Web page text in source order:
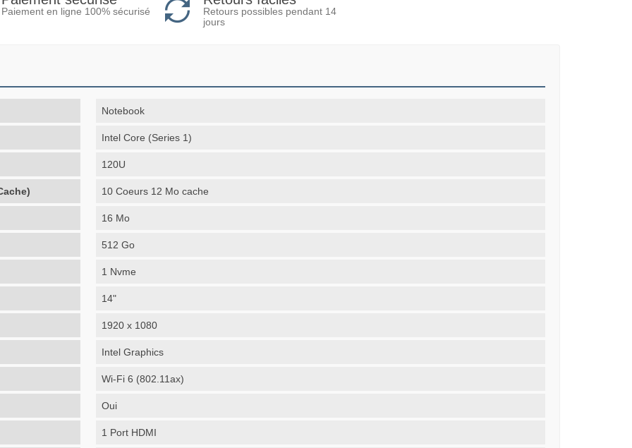
Paiement en ligne 100% sécurisé
Retours possibles pendant 14
jours
Notebook
Intel Core (Series 1)
120U
10 Coeurs 12 Mo cache
16 Mo
512 Go
1 Nvme
14"
1920 x 1080
Intel Graphics
Wi-Fi 6 (802.11ax)
Oui
1 Port HDMI